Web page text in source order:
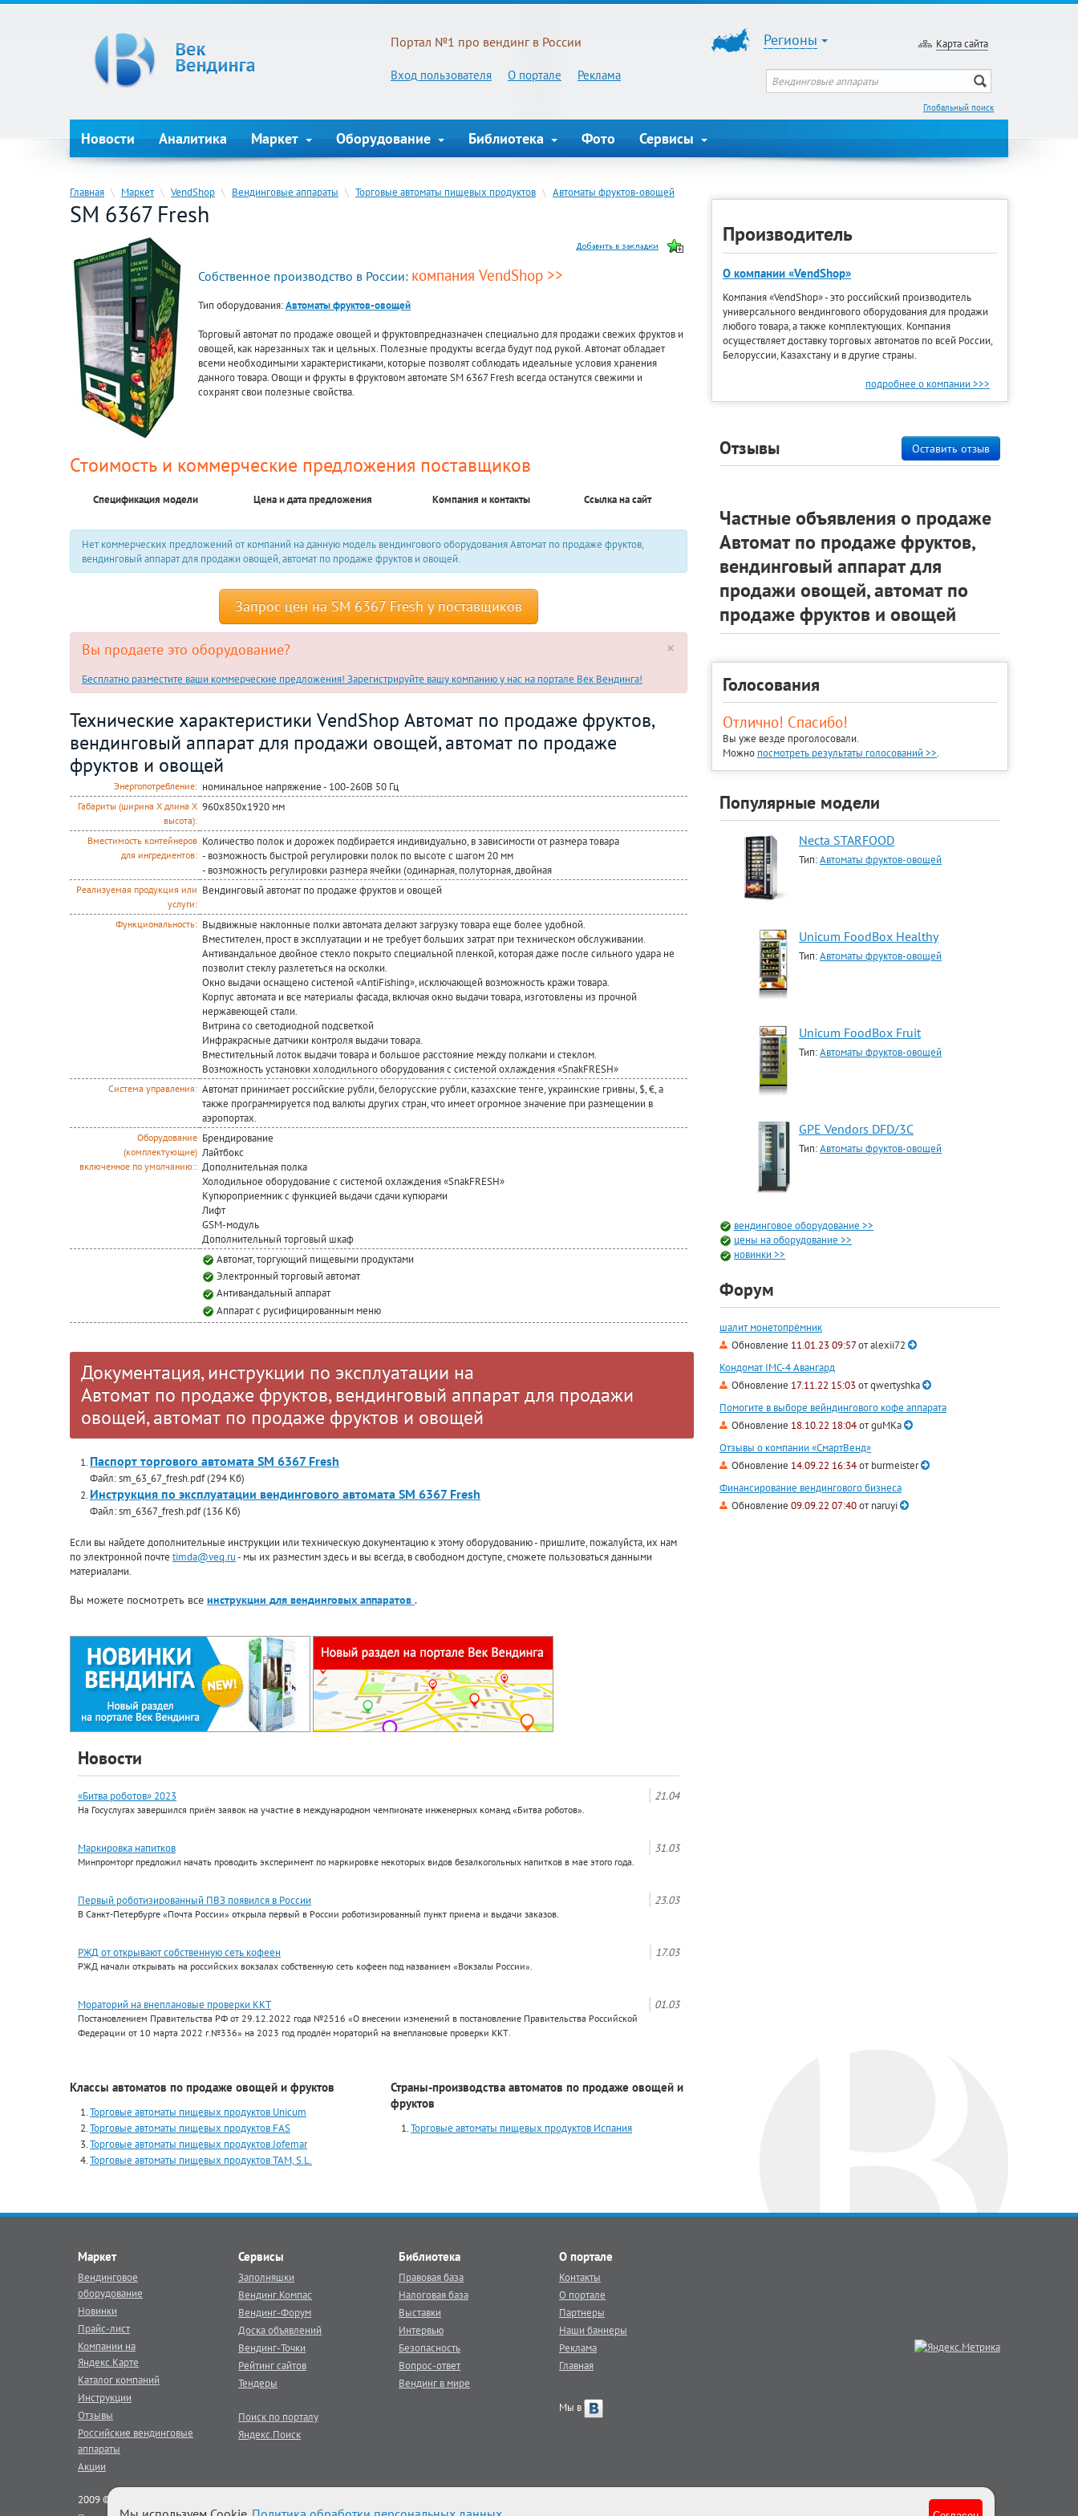
Портал №1 про вендинг в России
Вход пользователя О портале Реклама
Регионы Карта сайта
Глобальный поиск
Новости Аналитика Маркет Оборудование Библиотека Фото Сервисы
Главная \ Маркет \ VendShop \ Вендинговые аппараты \ Торговые автоматы пищевых продуктов \ Автоматы фруктов-овощей
SM 6367 Fresh
Собственное производство в России: компания VendShop >>
Тип оборудования:Автоматы фруктов-овощей
Торговый автомат по продаже овощей и фруктовпредназначен специально для продажи свежих фруктов и
овощей, как нарезанных так и цельных. Полезные продукты всегда будут под рукой. Автомат обладает
всеми необходимыми характеристиками, которые позволят соблюдать идеальные условия хранения
данного товара. Овощи и фрукты в фруктовом автомате SM 6367 Fresh всегда останутся свежими и
сохранят свои полезные свойства.
Стоимость и коммерческие предложения поставщиков
Спецификация модели Цена и дата предложения Компания и контакты Ссылка на сайт
Нет коммерческих предложений от компаний на данную модель вендингового оборудования Автомат по продаже фруктов,
вендинговый аппарат для продажи овощей, автомат по продаже фруктов и овощей.
Запрос цен на SM 6367 Fresh у поставщиков
×
Вы продаете это оборудование?
Бесплатно разместите ваши коммерческие предложения! Зарегистрируйте вашу компанию у нас на портале Век Вендинга!
Технические характеристики VendShop Автомат по продаже фруктов,
вендинговый аппарат для продажи овощей, автомат по продаже
фруктов и овощей
Энергопотребление: номинальное напряжение - 100-260В 50 Гц
Габариты (ширина Х длина Х
высота):
960x850x1920 мм
Вместимость контейнеров
для ингредиентов:
Количество полок и дорожек подбирается индивидуально, в зависимости от размера товара
- возможность быстрой регулировки полок по высоте с шагом 20 мм
- возможность регулировки размера ячейки (одинарная, полуторная, двойная
Реализуемая продукция или
услуги:
Вендинговый автомат по продаже фруктов и овощей
Функциональность: Выдвижные наклонные полки автомата делают загрузку товара еще более удобной.
Вместителен, прост в эксплуатации и не требует больших затрат при техническом обслуживании.
Антивандальное двойное стекло покрыто специальной пленкой, которая даже после сильного удара не
позволит стеклу разлететься на осколки.
Окно выдачи оснащено системой «AntiFishing», исключающей возможность кражи товара.
Корпус автомата и все материалы фасада, включая окно выдачи товара, изготовлены из прочной
нержавеющей стали.
Витрина со светодиодной подсветкой
Инфракрасные датчики контроля выдачи товара.
Вместительный лоток выдачи товара и большое расстояние между полками и стеклом.
Возможность установки холодильного оборудования с системой охлаждения «SnakFRESH»
Система управления: Автомат принимает российские рубли, белорусские рубли, казахские тенге, украинские гривны, $, €, а
также программируется под валюты других стран, что имеет огромное значение при размещении в
аэропортах.
Оборудование
(комплектующие)
включенное по умолчанию::
Брендирование
Лайтбокс
Дополнительная полка
Холодильное оборудование с системой охлаждения «SnakFRESH»
Купюроприемник с функцией выдачи сдачи купюрами
Лифт
GSM-модуль
Дополнительный торговый шкаф
Автомат, торгующий пищевыми продуктами
Электронный торговый автомат
Антивандальный аппарат
Аппарат с русифицированным меню
Документация, инструкции по эксплуатации на
Автомат по продаже фруктов, вендинговый аппарат для продажи
овощей, автомат по продаже фруктов и овощей
Паспорт торгового автомата SM 6367 Fresh
Файл: sm_63_67_fresh.pdf (294 Кб)
Инструкция по эксплуатации вендингового автомата SM 6367 Fresh
Файл: sm_6367_fresh.pdf (136 Кб)
Если вы найдете дополнительные инструкции или техническую документацию к этому оборудованию - пришлите, пожалуйста, их нам
по электронной почте timda@veq.ru- мы их разместим здесь и вы всегда, в свободном доступе, сможете пользоваться данными
материалами.
Вы можете посмотреть все инструкции для вендинговых аппаратов .
Новости
21.04
«Битва роботов» 2023
На Госуслугах завершился приём заявок на участие в международном чемпионате инженерных команд «Битва роботов».
31.03
Маркировка напитков
Минпромторг предложил начать проводить эксперимент по маркировке некоторых видов безалкогольных напитков в мае этого года.
23.03
Первый роботизированный ПВЗ появился в России
В Санкт-Петербурге «Почта России» открыла первый в России роботизированный пункт приема и выдачи заказов.
17.03
РЖД от открывают собственную сеть кофеен
РЖД начали открывать на российских вокзалах собственную сеть кофеен под названием «Вокзалы России».
01.03
Мораторий на внеплановые проверки ККТ
Постановлением Правительства РФ от 29.12.2022 года №2516 «О внесении изменений в постановление Правительства Российской
Федерации от 10 марта 2022 г.№336» на 2023 год продлён мораторий на внеплановые проверки ККТ.
Классы автоматов по продаже овощей и фруктов
Торговые автоматы пищевых продуктов Unicum
Торговые автоматы пищевых продуктов FAS
Торговые автоматы пищевых продуктов Jofemar
Торговые автоматы пищевых продуктов TAM, S.L.
Страны-производства автоматов по продаже овощей и
фруктов
Торговые автоматы пищевых продуктов Испания
Производитель
О компании «VendShop»
Компания «VendShop» - это российский производитель
универсального вендингового оборудования для продажи
любого товара, а также комплектующих. Компания
осуществляет доставку торговых автоматов по всей России,
Белоруссии, Казахстану и в другие страны.
подробнее о компании >>>
Оставить отзыв
Отзывы
Частные объявления о продаже
Автомат по продаже фруктов,
вендинговый аппарат для
продажи овощей, автомат по
продаже фруктов и овощей
Голосования
Отлично! Спасибо!
Вы уже везде проголосовали.
Можно посмотреть результаты голосований >>.
Популярные модели
Necta STARFOOD
Тип:Автоматы фруктов-овощей
Unicum FoodBox Healthy
Тип:Автоматы фруктов-овощей
Unicum FoodBox Fruit
Тип:Автоматы фруктов-овощей
GPE Vendors DFD/3C
Тип:Автоматы фруктов-овощей
вендинговое оборудование >>
цены на оборудование >>
новинки >>
Форум
шалит монетопрёмник
Обновление 11.01.23 09:57отalexii72
Кондомат IMC-4 Авангард
Обновление 17.11.22 15:03 отqwertyshka
Помогите в выборе вейндингового кофе аппарата
Обновление 18.10.22 18:04отguMKa
Отзывы о компании «СмартВенд»
Обновление 14.09.22 16:34отburmeister
Финансирование вендингового бизнеса
Обновление 09.09.22 07:40отnaruyi
Маркет
Вендинговое
оборудование
Новинки
Прайс-лист
Компании на
Яндекс.Карте
Каталог компаний
Инструкции
Отзывы
Российские вендинговые
аппараты
Акции
Сервисы
Заполняшки
Вендинг.Компас
Вендинг-Форум
Доска объявлений
Вендинг-Точки
Рейтинг сайтов
Тендеры
Поиск по порталу
Яндекс.Поиск
Библиотека
Правовая база
Налоговая база
Выставки
Интервью
Безопасность
Вопрос-ответ
Вендинг в мире
О портале
Контакты
О портале
Партнеры
Наши баннеры
Реклама
Главная
Мы в
2009 © Век Вендинга - тематический